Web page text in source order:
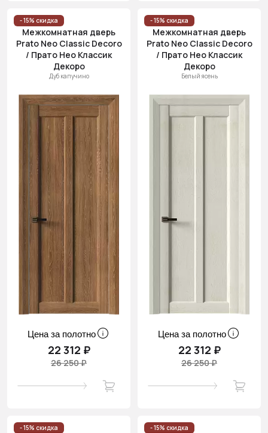
- 15% скидка
Межкомнатная дверь
Prato Neo Classic Decoro
/ Прато Нео Классик
Декоро
Дуб капучино
Цена за полотно
22 312 ₽
26 250 ₽
- 15% скидка
Межкомнатная дверь
Prato Neo Classic Decoro
/ Прато Нео Классик
Декоро
Белый ясень
Цена за полотно
22 312 ₽
26 250 ₽
- 15% скидка - 15% скидка